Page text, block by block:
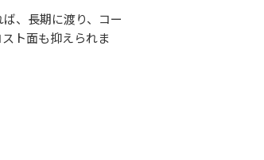
、長期に渡り、コー
ト面も抑えられま